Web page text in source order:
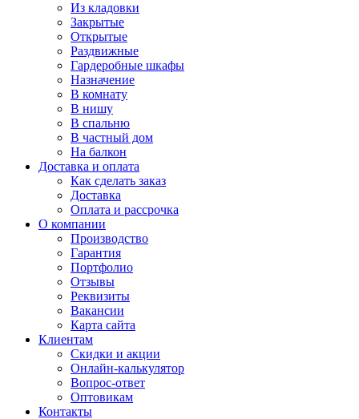
Из кладовки
Закрытые
Открытые
Раздвижные
Гардеробные шкафы
Назначение
В комнату
В нишу
В спальню
В частный дом
На балкон
Доставка и оплата
Как сделать заказ
Доставка
Оплата и рассрочка
О компании
Производство
Гарантия
Портфолио
Отзывы
Реквизиты
Вакансии
Карта сайта
Клиентам
Скидки и акции
Онлайн-калькулятор
Вопрос-ответ
Оптовикам
Контакты